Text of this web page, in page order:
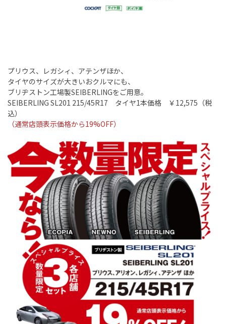
プリウス、レガシィ、アテンザほか、
タイヤのサイズが大きいおクルマにも、
ブリヂストン工場製SEIBERLINGをご用意。
SEIBERLING SL201 215/45R17 タイヤ1本価格 ￥12,575（税
込）
（通常店頭表示価格から19%OFF）